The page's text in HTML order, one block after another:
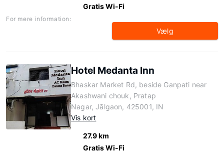
Gratis Wi-Fi
For mere information:
Vælg
Hotel Medanta Inn
Bhaskar Market Rd, beside Ganpati near
Akashwani chouk, Pratap
Nagar, Jālgaon, 425001, IN
Vis kort
27.9 km
Gratis Wi-Fi